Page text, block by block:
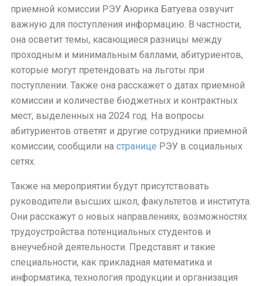
приемной комиссии РЭУ Аюрика Батуева озвучит
важную для поступления информацию. В частности,
она осветит темы, касающиеся разницы между
проходным и минимальным баллами, абитуриентов,
которые могут претендовать на льготы при
поступлении. Также она расскажет о датах приемной
комиссии и количестве бюджетных и контрактных
мест, выделенных на 2024 год. На вопросы
абитуриентов ответят и другие сотрудники приемной
комиссии, сообщили на странице РЭУ в социальных
сетях.
Также на мероприятии будут присутствовать
руководители высших школ, факультетов и института.
Они расскажут о новых направлениях, возможностях
трудоустройства потенциальных студентов и
внеучебной деятельности. Представят и такие
специальности, как прикладная математика и
информатика, технология продукции и организация